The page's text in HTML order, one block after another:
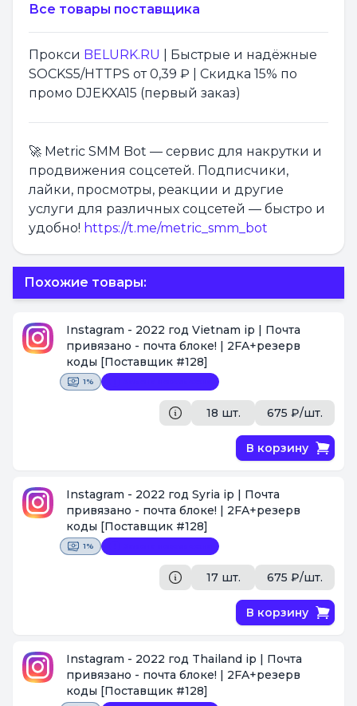
Все товары поставщика
Прокси BELURK.RU
| Быстрые и надёжные
SOCKS5/HTTPS от 0,39 ₽ | Скидка 15% по
промо DJEKXA15 (первый заказ)
🚀 Metric SMM Bot — сервис для накрутки и
продвижения соцсетей. Подписчики,
лайки, просмотры, реакции и другие
услуги для различных соцсетей — быстро и
удобно! https://t.me/metric_smm_bot
Похожие товары:
Instagram - 2022 год Vietnam ip | Почта
привязано - почта блоке! | 2FA+резерв
коды [Поставщик #128]
1%
18 шт. 675 ₽/шт.
В корзину
Instagram - 2022 год Syria ip | Почта
привязано - почта блоке! | 2FA+резерв
коды [Поставщик #128]
1%
17 шт. 675 ₽/шт.
В корзину
Instagram - 2022 год Thailand ip | Почта
привязано - почта блоке! | 2FA+резерв
коды [Поставщик #128]